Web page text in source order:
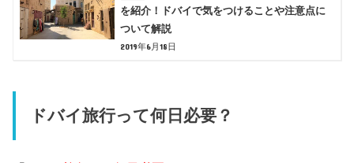
を紹介！ドバイで気をつけることや注意点に
ついて解説
2019年6月18日
ドバイ旅行って何日必要？